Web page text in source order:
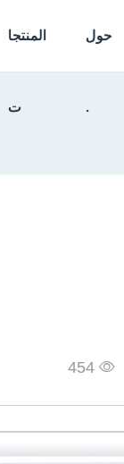
حول
.
المنتجا
ت
454